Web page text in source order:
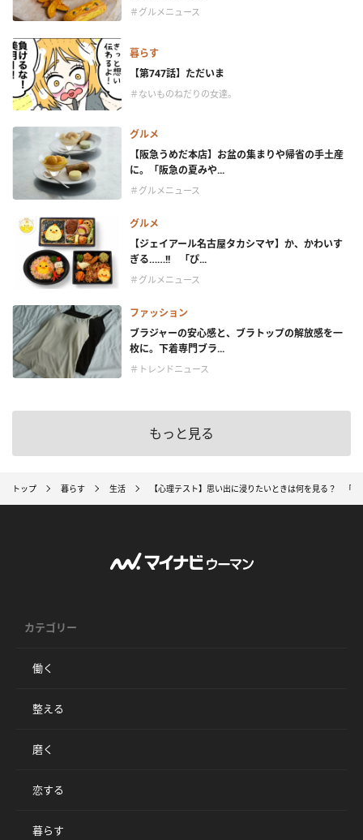
＃グルメニュース
暮らす
【第747話】ただいま
＃ないものねだりの女達。
グルメ
【阪急うめだ本店】お盆の集まりや帰省の手土産
に。「阪急の夏みや...
＃グルメニュース
グルメ
【ジェイアール名古屋タカシマヤ】か、かわいす
ぎる……!! 「ぴ...
＃グルメニュース
ファッション
ブラジャーの安心感と、ブラトップの解放感を一
枚に。下着専門ブラ...
＃トレンドニュース
もっと見る
トップ 暮らす 生活 【心理テスト】思い出に浸りたいときは何を見る？ 「
カテゴリー
働く
整える
磨く
恋する
暮らす